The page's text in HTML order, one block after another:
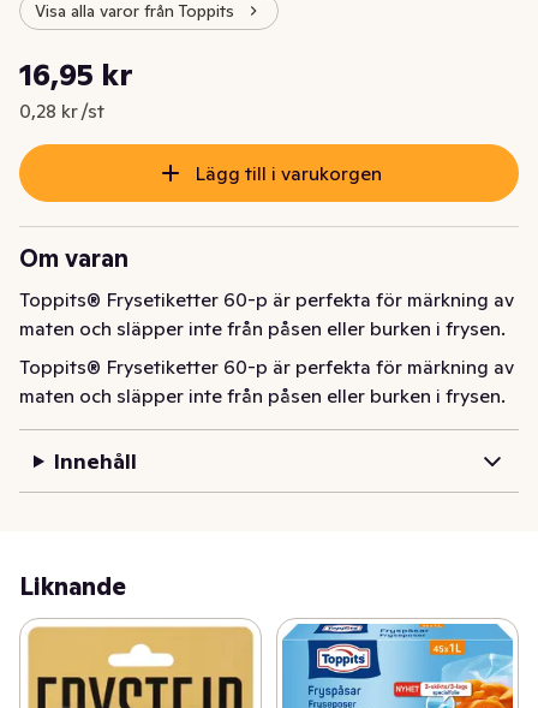
Visa alla varor från Toppits
Nuvarande pris är: 16,95 kr
16,95 kr
0,28 kr /st
Styckpris: 0,28 kr /st
Lägg till i varukorgen
Om varan
Toppits® Frysetiketter 60-p är perfekta för märkning av
maten och släpper inte från påsen eller burken i frysen.
Toppits® Frysetiketter 60-p är perfekta för märkning av
maten och släpper inte från påsen eller burken i frysen.
Innehåll
Liknande